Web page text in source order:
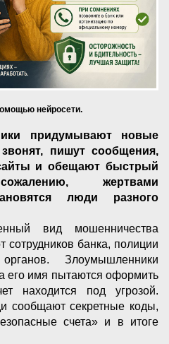
нейросети.
придумывают новые
пишут сообщения,
и обещают быстрый
жертвами
люди разного
вид мошенничества
сотрудников банка, полиции
Злоумышленники
его имя пытаются оформить
находится под угрозой.
сообщают секретные коды,
счета» и в итоге